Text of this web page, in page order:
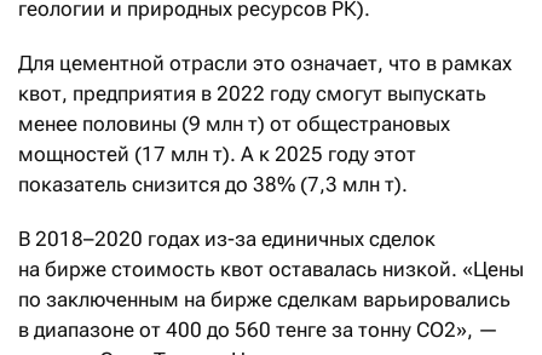
геологии и природных ресурсов РК).
Для цементной отрасли это означает, что в рамках
квот, предприятия в 2022 году смогут выпускать
менее половины (9 млн т) от общестрановых
мощностей (17 млн т). А к 2025 году этот
показатель снизится до 38% (7,3 млн т).
В 2018–2020 годах из-за единичных сделок
на бирже стоимость квот оставалась низкой. «Цены
по заключенным на бирже сделкам варьировались
в диапазоне от 400 до 560 тенге за тонну СО2», —